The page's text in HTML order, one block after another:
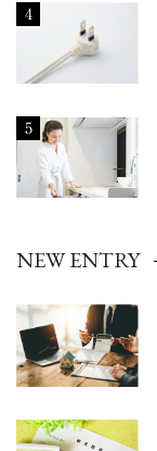
4
5
NEW ENTRY